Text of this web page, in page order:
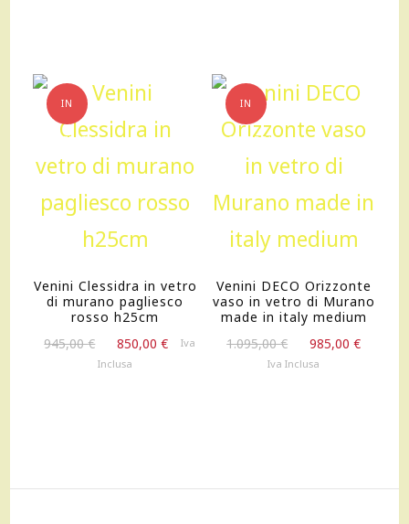
IN
OFFERTA!
Venini Clessidra in vetro
di murano pagliesco
rosso h25cm
945,00€
prezzo
850,00€
IlIva
Inclusa
IN
OFFERTA!
Venini DECO Orizzonte
vaso in vetro di Murano
made in italy medium
1.095,00€
prezzo
985,00€
Iva Inclusa